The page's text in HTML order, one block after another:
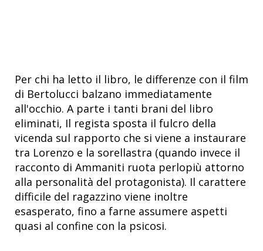
Per chi ha letto il libro, le differenze con il film
di Bertolucci balzano immediatamente
all'occhio. A parte i tanti brani del libro
eliminati, Il regista sposta il fulcro della
vicenda sul rapporto che si viene a instaurare
tra Lorenzo e la sorellastra (quando invece il
racconto di Ammaniti ruota perlopiù attorno
alla personalità del protagonista). Il carattere
difficile del ragazzino viene inoltre
esasperato, fino a farne assumere aspetti
quasi al confine con la psicosi.